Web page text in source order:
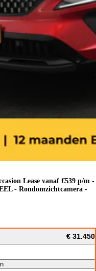
Lease vanaf €539 p/m -
- Rondomzichtcamera -
€ 31.450